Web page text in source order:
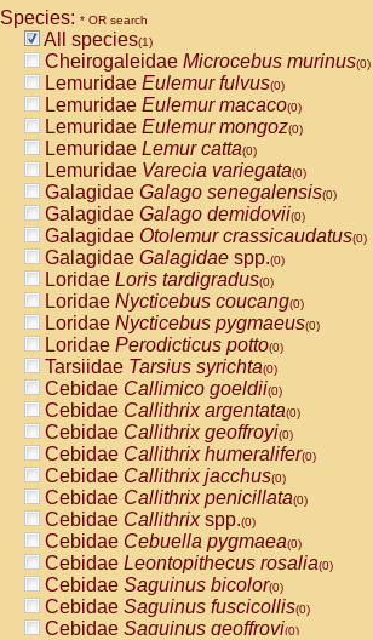
Species: * OR search
All species(1)
Cheirogaleidae Microcebus murinus(0)
Lemuridae Eulemur fulvus(0)
Lemuridae Eulemur macaco(0)
Lemuridae Eulemur mongoz(0)
Lemuridae Lemur catta(0)
Lemuridae Varecia variegata(0)
Galagidae Galago senegalensis(0)
Galagidae Galago demidovii(0)
Galagidae Otolemur crassicaudatus(0)
Galagidae Galagidae spp.(0)
Loridae Loris tardigradus(0)
Loridae Nycticebus coucang(0)
Loridae Nycticebus pygmaeus(0)
Loridae Perodicticus potto(0)
Tarsiidae Tarsius syrichta(0)
Cebidae Callimico goeldii(0)
Cebidae Callithrix argentata(0)
Cebidae Callithrix geoffroyi(0)
Cebidae Callithrix humeralifer(0)
Cebidae Callithrix jacchus(0)
Cebidae Callithrix penicillata(0)
Cebidae Callithrixspp.(0)
Cebidae Cebuella pygmaea(0)
Cebidae Leontopithecus rosalia(0)
Cebidae Saguinus bicolor(0)
Cebidae Saguinus fuscicollis(0)
Cebidae Saguinus geoffroyi(0)